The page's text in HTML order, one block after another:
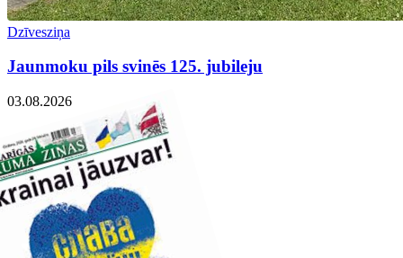
Dzīvesziņa
Jaunmoku pils svinēs 125. jubileju
03.08.2026